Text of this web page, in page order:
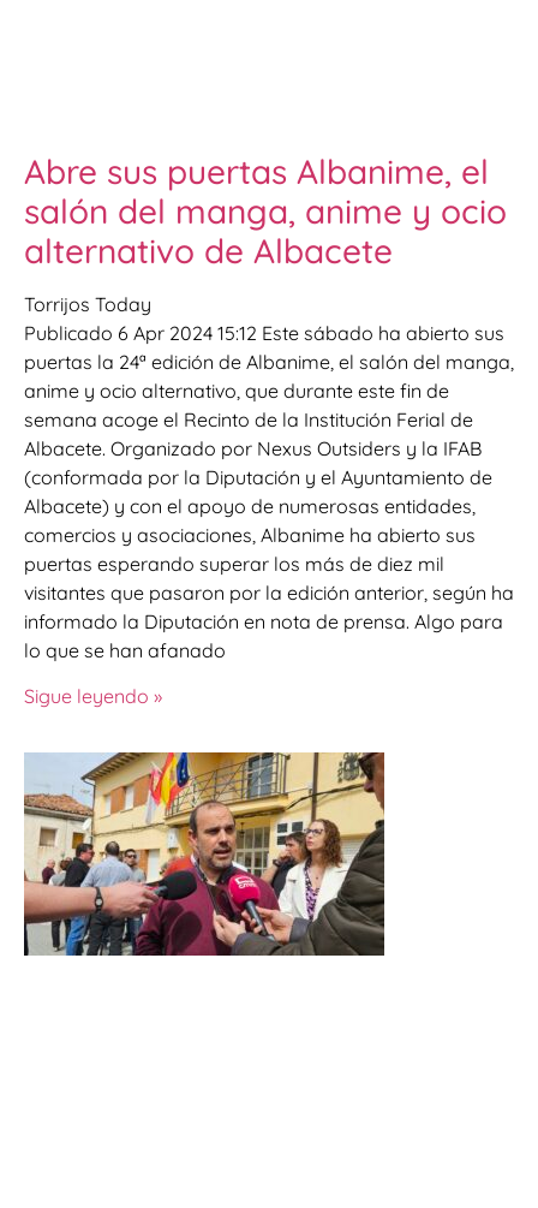
Abre sus puertas Albanime, el
salón del manga, anime y ocio
alternativo de Albacete
Torrijos Today
Publicado 6 Apr 2024 15:12 Este sábado ha abierto sus
puertas la 24ª edición de Albanime, el salón del manga,
anime y ocio alternativo, que durante este fin de
semana acoge el Recinto de la Institución Ferial de
Albacete. Organizado por Nexus Outsiders y la IFAB
(conformada por la Diputación y el Ayuntamiento de
Albacete) y con el apoyo de numerosas entidades,
comercios y asociaciones, Albanime ha abierto sus
puertas esperando superar los más de diez mil
visitantes que pasaron por la edición anterior, según ha
informado la Diputación en nota de prensa. Algo para
lo que se han afanado
Sigue leyendo »